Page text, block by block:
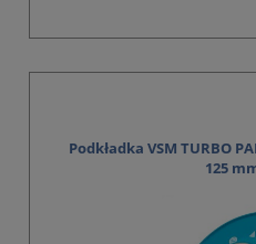
Podkładka VSM TURBO
125